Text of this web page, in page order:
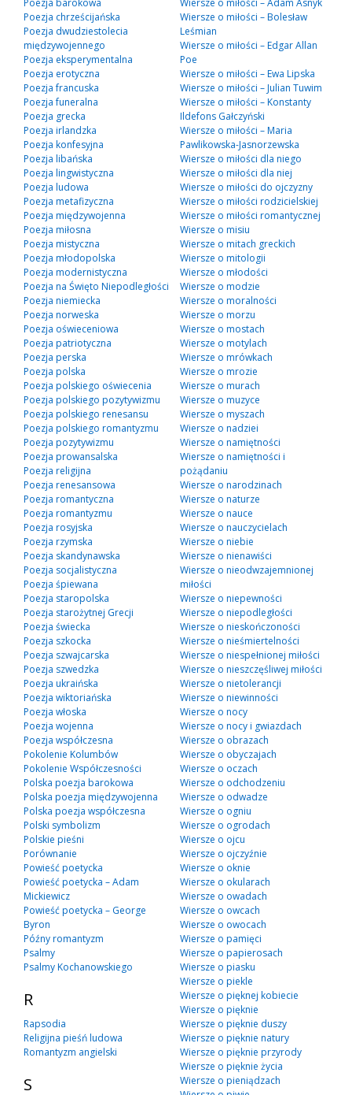
Poezja barokowa
Poezja chrześcijańska
Poezja dwudziestolecia
międzywojennego
Poezja eksperymentalna
Poezja erotyczna
Poezja francuska
Poezja funeralna
Poezja grecka
Poezja irlandzka
Poezja konfesyjna
Poezja libańska
Poezja lingwistyczna
Poezja ludowa
Poezja metafizyczna
Poezja międzywojenna
Poezja miłosna
Poezja mistyczna
Poezja młodopolska
Poezja modernistyczna
Poezja na Święto Niepodległości
Poezja niemiecka
Poezja norweska
Poezja oświeceniowa
Poezja patriotyczna
Poezja perska
Poezja polska
Poezja polskiego oświecenia
Poezja polskiego pozytywizmu
Poezja polskiego renesansu
Poezja polskiego romantyzmu
Poezja pozytywizmu
Poezja prowansalska
Poezja religijna
Poezja renesansowa
Poezja romantyczna
Poezja romantyzmu
Poezja rosyjska
Poezja rzymska
Poezja skandynawska
Poezja socjalistyczna
Poezja śpiewana
Poezja staropolska
Poezja starożytnej Grecji
Poezja świecka
Poezja szkocka
Poezja szwajcarska
Poezja szwedzka
Poezja ukraińska
Poezja wiktoriańska
Poezja włoska
Poezja wojenna
Poezja współczesna
Pokolenie Kolumbów
Pokolenie Współczesności
Polska poezja barokowa
Polska poezja międzywojenna
Polska poezja współczesna
Polski symbolizm
Polskie pieśni
Porównanie
Powieść poetycka
Powieść poetycka – Adam
Mickiewicz
Powieść poetycka – George
Byron
Późny romantyzm
Psalmy
Psalmy Kochanowskiego
R
Rapsodia
Religijna pieśń ludowa
Romantyzm angielski
S
Wiersze o miłości – Adam Asnyk
Wiersze o miłości – Bolesław
Leśmian
Wiersze o miłości – Edgar Allan
Poe
Wiersze o miłości – Ewa Lipska
Wiersze o miłości – Julian Tuwim
Wiersze o miłości – Konstanty
Ildefons Gałczyński
Wiersze o miłości – Maria
Pawlikowska-Jasnorzewska
Wiersze o miłości dla niego
Wiersze o miłości dla niej
Wiersze o miłości do ojczyzny
Wiersze o miłości rodzicielskiej
Wiersze o miłości romantycznej
Wiersze o misiu
Wiersze o mitach greckich
Wiersze o mitologii
Wiersze o młodości
Wiersze o modzie
Wiersze o moralności
Wiersze o morzu
Wiersze o mostach
Wiersze o motylach
Wiersze o mrówkach
Wiersze o mrozie
Wiersze o murach
Wiersze o muzyce
Wiersze o myszach
Wiersze o nadziei
Wiersze o namiętności
Wiersze o namiętności i
pożądaniu
Wiersze o narodzinach
Wiersze o naturze
Wiersze o nauce
Wiersze o nauczycielach
Wiersze o niebie
Wiersze o nienawiści
Wiersze o nieodwzajemnionej
miłości
Wiersze o niepewności
Wiersze o niepodległości
Wiersze o nieskończoności
Wiersze o nieśmiertelności
Wiersze o niespełnionej miłości
Wiersze o nieszczęśliwej miłości
Wiersze o nietolerancji
Wiersze o niewinności
Wiersze o nocy
Wiersze o nocy i gwiazdach
Wiersze o obrazach
Wiersze o obyczajach
Wiersze o oczach
Wiersze o odchodzeniu
Wiersze o odwadze
Wiersze o ogniu
Wiersze o ogrodach
Wiersze o ojcu
Wiersze o ojczyźnie
Wiersze o oknie
Wiersze o okularach
Wiersze o owadach
Wiersze o owcach
Wiersze o owocach
Wiersze o pamięci
Wiersze o papierosach
Wiersze o piasku
Wiersze o piekle
Wiersze o pięknej kobiecie
Wiersze o pięknie
Wiersze o pięknie duszy
Wiersze o pięknie natury
Wiersze o pięknie przyrody
Wiersze o pięknie życia
Wiersze o pieniądzach